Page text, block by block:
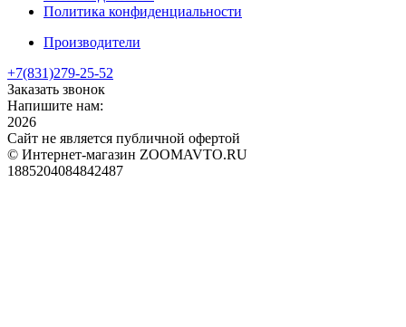
Политика конфиденциальности
Производители
+7(831)279-25-52
Заказать звонок
Напишите нам:
2026
Сайт не является публичной офертой
© Интернет-магазин ZOOMAVTO.RU
1885204084842487